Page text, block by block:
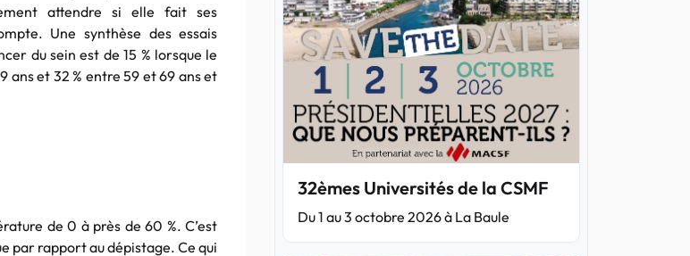
attendre si elle fait ses
Une synthèse des essais
du sein est de 15 % lorsque le
ans et 32 % entre 59 et 69 ans et
de 0 à près de 60 %. C’est
par rapport au dépistage. Ce qui
32èmes Universités de la CSMF
Du 1 au 3 octobre 2026 à La Baule